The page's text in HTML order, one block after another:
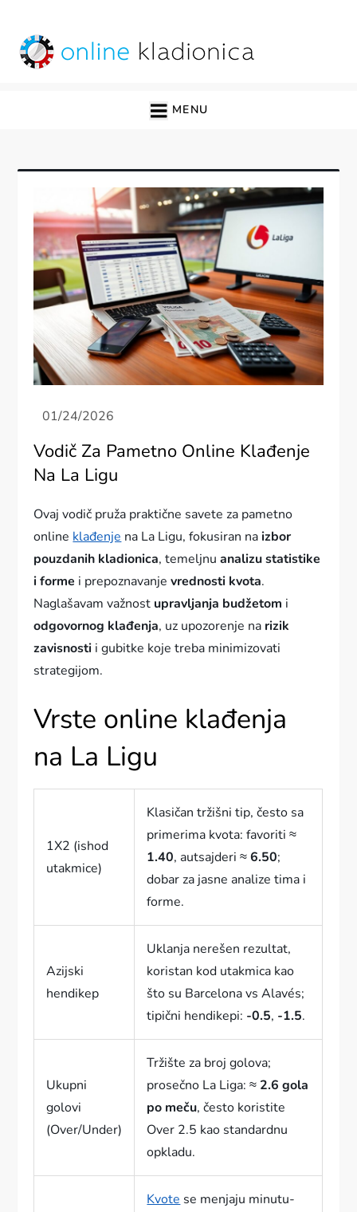
content
MENU
Vodič Za Pametno Online Klađenje
Na La Ligu
Ovaj vodič pruža praktične savete za pametno
online klađenje na La Ligu, fokusiran naizbor
pouzdanih kladionica, temeljnuanalizu statistike
i forme i prepoznavanjevrednosti kvota.
Naglašavam važnost upravljanja budžetom i
odgovornog klađenja, uz upozorenje na rizik
zavisnosti i gubitke koje treba minimizovati
strategijom.
Vrste online klađenja
na La Ligu
1X2 (ishod
utakmice)
Klasičan tržišni tip, često sa
primerima kvota: favoriti ≈
1.40, autsajderi ≈6.50;
dobar za jasne analize tima i
forme.
Azijski
hendikep
Uklanja nerešen rezultat,
koristan kod utakmica kao
što su Barcelona vs Alavés;
tipični hendikepi: -0.5, -1.5.
Ukupni
golovi
(Over/Under)
Tržište za broj golova;
prosečno La Liga: ≈ 2.6 gola
po meču, često koristite
Over 2.5 kao standardnu
opkladu.
Kvote se menjaju minutu-